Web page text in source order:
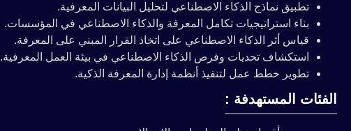
تطبيق نماذج الذكاء الاصطناعي لتحليل البيانات المعرفية.
بناء استراتيجيات تكامل المعرفة والذكاء الاصطناعي في المؤسسات.
قياس أثر الذكاء الاصطناعي على اتخاذ القرار المبني على المعرفة.
استكشاف تحديات وفرص الذكاء الاصطناعي في بيئة العمل المعرفية.
تطوير خطط عمل لتنفيذ أنظمة إدارة المعرفة الذكية.
الفئات المستهدفة :